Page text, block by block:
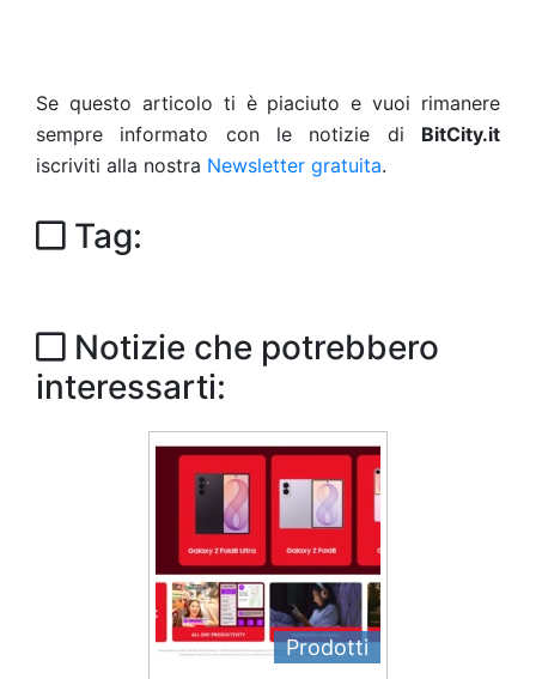
Se questo articolo ti è piaciuto e vuoi rimanere
sempre informato con le notizie di BitCity.it
iscriviti alla nostra Newsletter gratuita.
Tag:
Notizie che potrebbero
interessarti:
Prodotti